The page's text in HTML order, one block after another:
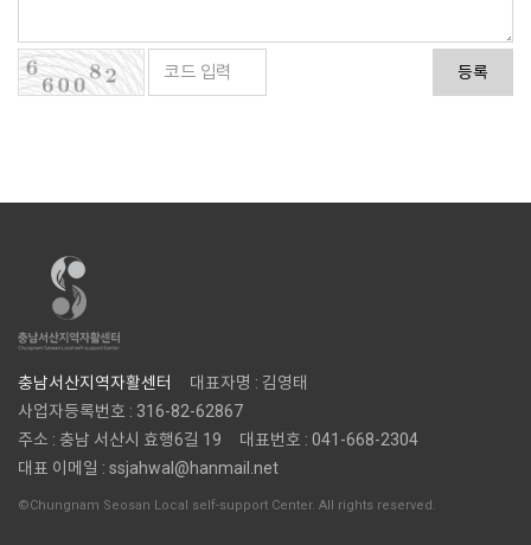
등록
충남서산지역자활센터
대표자명 : 김영태
사업자등록번호 : 316-82-62867
주소 : 충남 서산시 효행6길 19
대표번호 : 041-668-2304
대표 이메일 : ssjahwal@hanmail.net
©Chungnam Seosan Local self-support Center. All rights reserved.